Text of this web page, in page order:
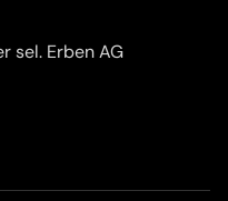
sel. Erben AG